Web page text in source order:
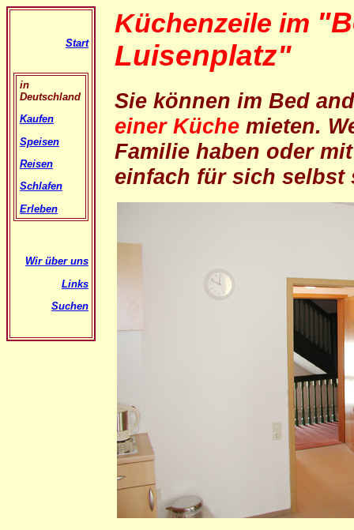
Start
in
Deutschland
Kaufen
Speisen
Reisen
Schlafen
Erleben
Wir über uns
Links
Suchen
Küchenzeile im
Luisenplatz"
Sie können im Bed
einer Küche mieten.
Familie haben oder
einfach für sich